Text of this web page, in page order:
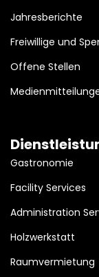
Jahresberichte
Freiwillige und
Offene Stellen
Gastronomie
Facility Services
Administration
Holzwerkstatt
Raumvermietung